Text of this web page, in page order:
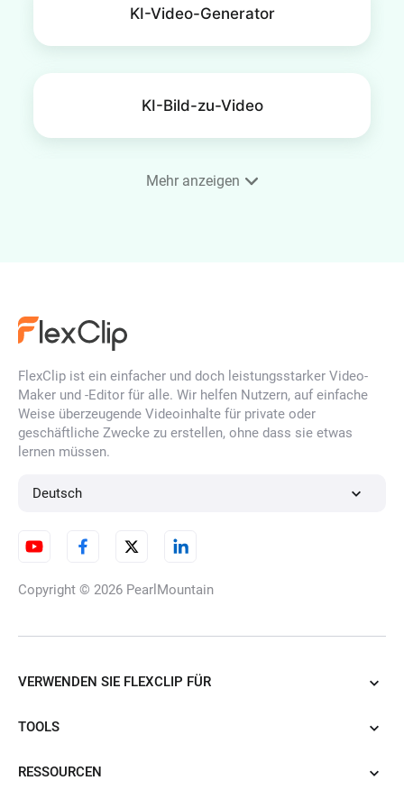
KI-Video-Generator
KI-Bild-zu-Video
KI-Tag-zu-Nacht-Übergang
Charakter-Videos
Mehr anzeigen
FlexClip ist ein einfacher und doch leistungsstarker Video-
Maker und -Editor für alle. Wir helfen Nutzern, auf einfache
Weise überzeugende Videoinhalte für private oder
geschäftliche Zwecke zu erstellen, ohne dass sie etwas
lernen müssen.
Deutsch
Copyright © 2026 PearlMountain
VERWENDEN SIE FLEXCLIP FÜR
TOOLS
RESSOURCEN